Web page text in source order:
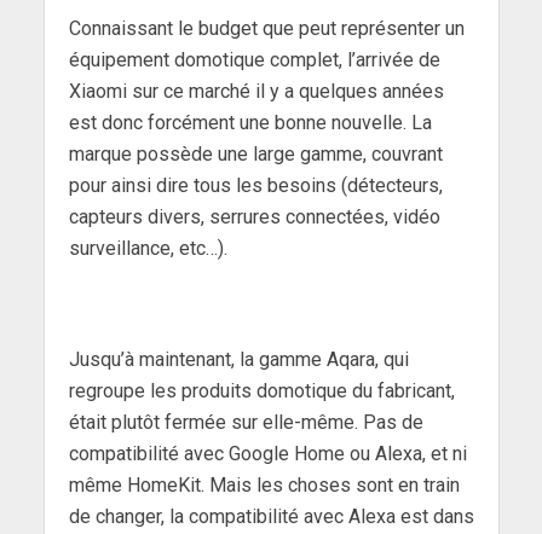
Connaissant le budget que peut représenter un
équipement domotique complet, l’arrivée de
Xiaomi sur ce marché il y a quelques années
est donc forcément une bonne nouvelle. La
marque possède une large gamme, couvrant
pour ainsi dire tous les besoins (détecteurs,
capteurs divers, serrures connectées, vidéo
surveillance, etc…).
Jusqu’à maintenant, la gamme Aqara, qui
regroupe les produits domotique du fabricant,
était plutôt fermée sur elle-même. Pas de
compatibilité avec Google Home ou Alexa, et ni
même HomeKit. Mais les choses sont en train
de changer, la compatibilité avec Alexa est dans